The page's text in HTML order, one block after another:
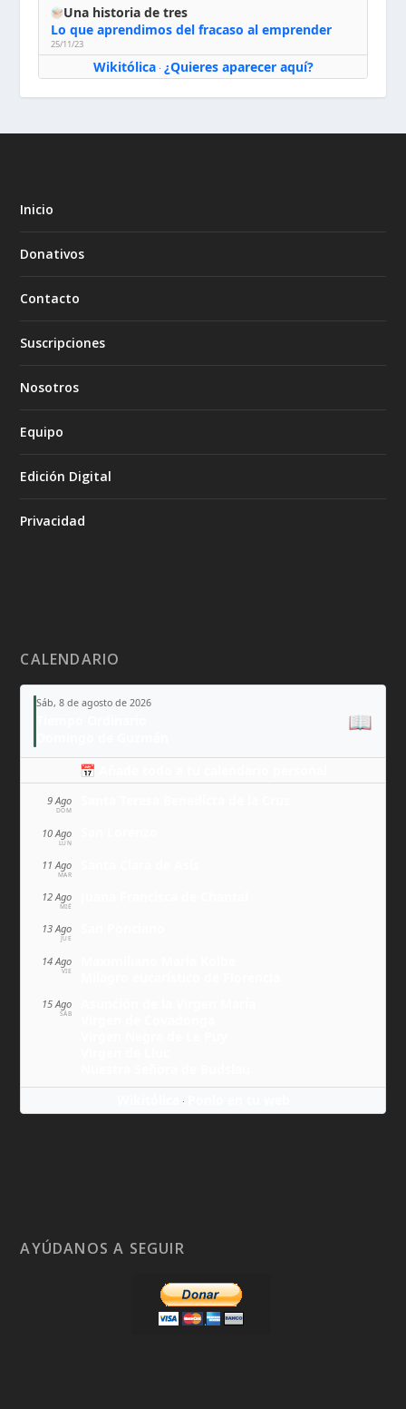
Una historia de tres
Lo que aprendimos del fracaso al emprender
25/11/23
Wikitólica· ¿Quieres aparecer aquí?
Inicio
Donativos
Contacto
Suscripciones
Nosotros
Equipo
Edición Digital
Privacidad
CALENDARIO
Sáb, 8 de agosto de 2026
📖
📅 Añade todo a tu calendario personal
9 Ago
DOM
10 Ago
LUN
11 Ago
MAR
12 Ago
MIÉ
13 Ago
JUE
14 Ago
VIE
15 Ago
SÁB
·
AYÚDANOS A SEGUIR